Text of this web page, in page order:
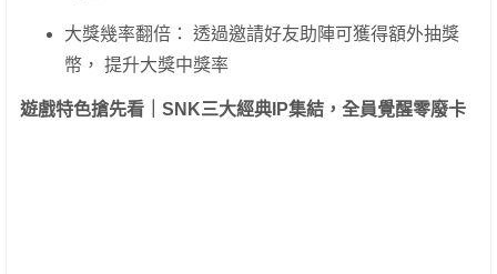
大獎幾率翻倍： 透過邀請好友助陣可獲得額外抽獎
幣， 提升大獎中獎率
遊戲特色搶先看｜ SNK三大經典 IP集結，全員覺醒零廢卡